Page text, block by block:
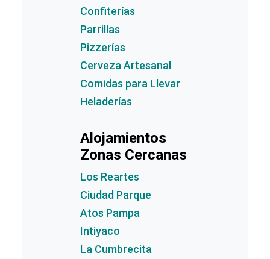
Confiterías
Parrillas
Pizzerías
Cerveza Artesanal
Comidas para Llevar
Heladerías
Alojamientos
Zonas Cercanas
Los Reartes
Ciudad Parque
Atos Pampa
Intiyaco
La Cumbrecita